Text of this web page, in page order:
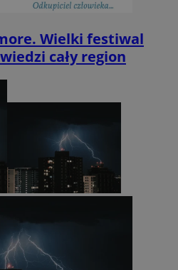
Wielki festiwal
cały region